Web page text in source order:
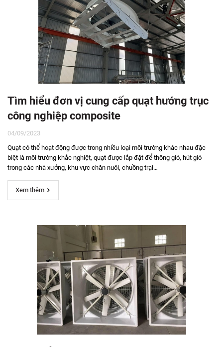
Tìm hiểu đơn vị cung cấp quạt hướng trục
công nghiệp composite
04/09/2023
Quạt có thể hoạt động được trong nhiều loại môi trường khác nhau đặc
biệt là môi trường khắc nghiệt, quạt được lắp đặt để thông gió, hút gió
trong các nhà xưởng, khu vực chăn nuôi, chuồng trại…
Xem thêm